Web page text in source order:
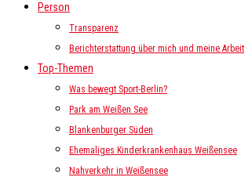
Person
Transparenz
Berichterstattung über mich und meine Arbeit
Top-Themen
Was bewegt Sport-Berlin?
Park am Weißen See
Blankenburger Süden
Ehemaliges Kinderkrankenhaus Weißensee
Nahverkehr in Weißensee